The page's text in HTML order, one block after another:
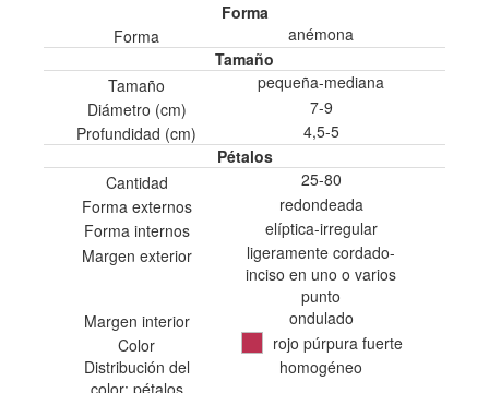
Forma
Forma
anémona
Tamaño
Tamaño
pequeña-mediana
Diámetro (cm)
7-9
Profundidad (cm)
4,5-5
Pétalos
Cantidad
25-80
Forma externos
redondeada
Forma internos
elíptica-irregular
Margen exterior
ligeramente cordado-
inciso en uno o varios
punto
Margen interior
ondulado
Color
rojo púrpura fuerte
Distribución del
color: pétalos
homogéneo